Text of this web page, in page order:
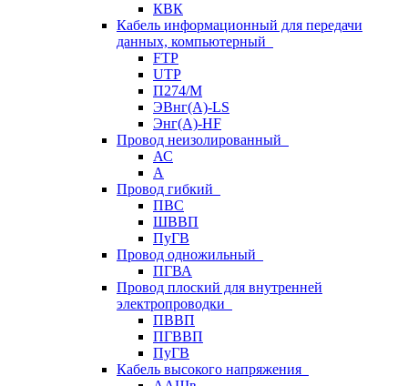
КВК
Кабель информационный для передачи
данных, компьютерный
FTP
UTP
П274/М
ЭВнг(А)-LS
Энг(А)-HF
Провод неизолированный
АС
А
Провод гибкий
ПВС
ШВВП
ПуГВ
Провод одножильный
ПГВА
Провод плоский для внутренней
электропроводки
ПВВП
ПГВВП
ПуГВ
Кабель высокого напряжения